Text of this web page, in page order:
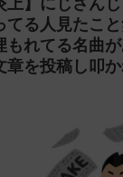
の人気記事